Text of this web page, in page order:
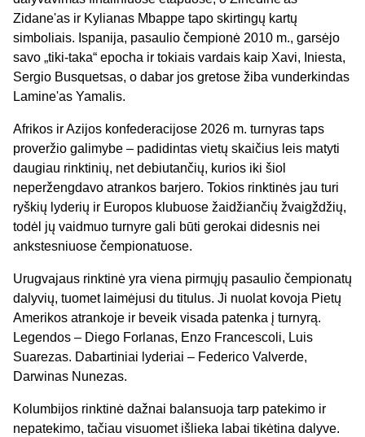
Zidane'as ir Kylianas Mbappe tapo skirtingų kartų
simboliais. Ispanija, pasaulio čempionė 2010 m., garsėjo
savo „tiki-taka“ epocha ir tokiais vardais kaip Xavi, Iniesta,
Sergio Busquetsas, o dabar jos gretose žiba vunderkindas
Lamine'as Yamalis.
Afrikos ir Azijos konfederacijose 2026 m. turnyras taps
proveržio galimybe – padidintas vietų skaičius leis matyti
daugiau rinktinių, net debiutančių, kurios iki šiol
neperžengdavo atrankos barjero. Tokios rinktinės jau turi
ryškių lyderių ir Europos klubuose žaidžiančių žvaigždžių,
todėl jų vaidmuo turnyre gali būti gerokai didesnis nei
ankstesniuose čempionatuose.
Urugvajaus rinktinė yra viena pirmųjų pasaulio čempionatų
dalyvių, tuomet laimėjusi du titulus. Ji nuolat kovoja Pietų
Amerikos atrankoje ir beveik visada patenka į turnyrą.
Legendos – Diego Forlanas, Enzo Francescoli, Luis
Suarezas. Dabartiniai lyderiai – Federico Valverde,
Darwinas Nunezas.
Kolumbijos rinktinė dažnai balansuoja tarp patekimo ir
nepatekimo, tačiau visuomet išlieka labai tikėtina dalyve.